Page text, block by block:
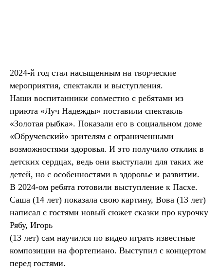
2024-й год стал насыщенным на творческие
мероприятия, спектакли и выступления.
Наши воспитанники совместно с ребятами из
приюта «Луч Надежды» поставили спектакль
«Золотая рыбка». Показали его в социальном доме
«Обручевский» зрителям с ограниченными
возможностями здоровья. И это получило отклик в
детских сердцах, ведь они выступали для таких же
детей, но с особенностями в здоровье и развитии.
В 2024-ом ребята готовили выступление к Пасхе.
Саша (14 лет) показала свою картину, Вова (13 лет)
написал с гостями новый сюжет сказки про курочку
Рябу, Игорь
(13 лет) сам научился по видео играть известные
композиции на фортепиано. Выступил с концертом
перед гостями.